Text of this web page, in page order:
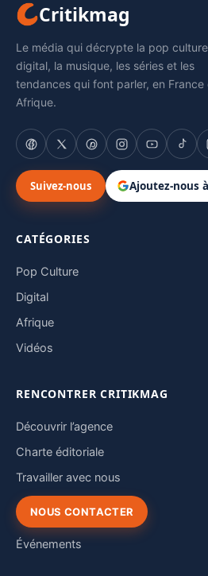
Critikmag
Le média qui décrypte la pop
digital, la musique, les séries et les
tendances qui font parler, en France
Afrique.
Suivez-nous Ajoutez-nous
CATÉGORIES
Pop Culture
Digital
Afrique
Vidéos
RENCONTRER CRITIKMAG
Découvrir l’agence
Charte éditoriale
Travailler avec nous
NOUS CONTACTER
Événements